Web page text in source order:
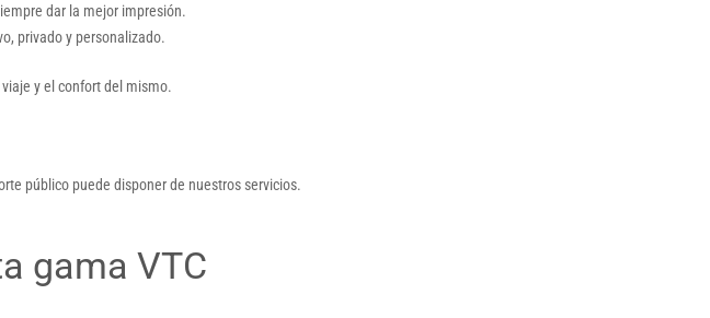
dar la mejor impresión.
privado y personalizado.
y el confort del mismo.
público puede disponer de nuestros servicios.
gama VTC